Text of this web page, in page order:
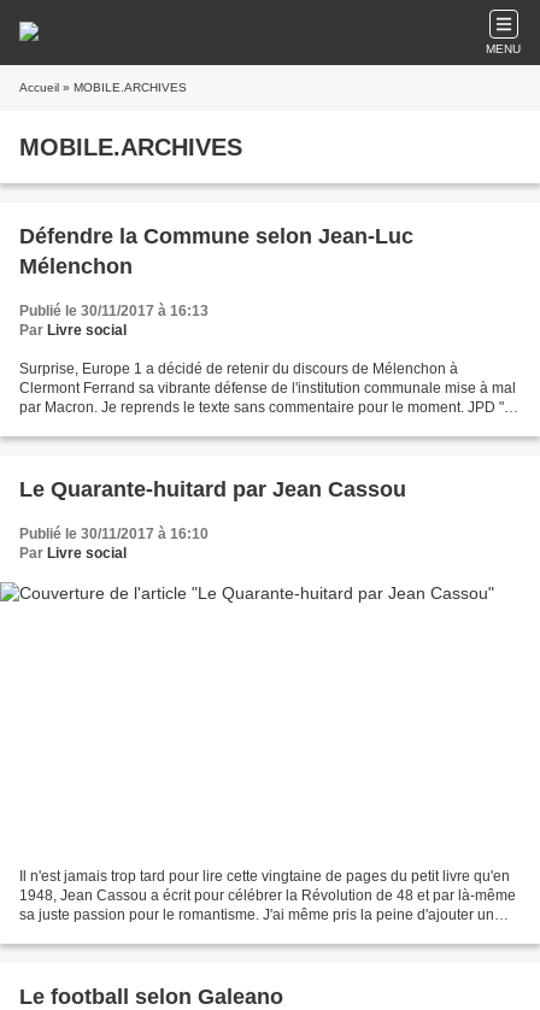
MENU
Accueil » MOBILE.ARCHIVES
MOBILE.ARCHIVES
Défendre la Commune selon Jean-Luc
Mélenchon
Publié le 30/11/2017 à 16:13
Par Livre social
Surprise, Europe 1 a décidé de retenir du discours de Mélenchon à
Clermont Ferrand sa vibrante défense de l'institution communale mise à mal
par Macron. Je reprends le texte sans commentaire pour le moment. JPD "Le
Le Quarante-huitard par Jean Cassou
Publié le 30/11/2017 à 16:10
Par Livre social
Il n'est jamais trop tard pour lire cette vingtaine de pages du petit livre qu'en
1948, Jean Cassou a écrit pour célébrer la Révolution de 48 et par là-même
sa juste passion pour le romantisme. J'ai même pris la peine d'ajouter un
Le football selon Galeano